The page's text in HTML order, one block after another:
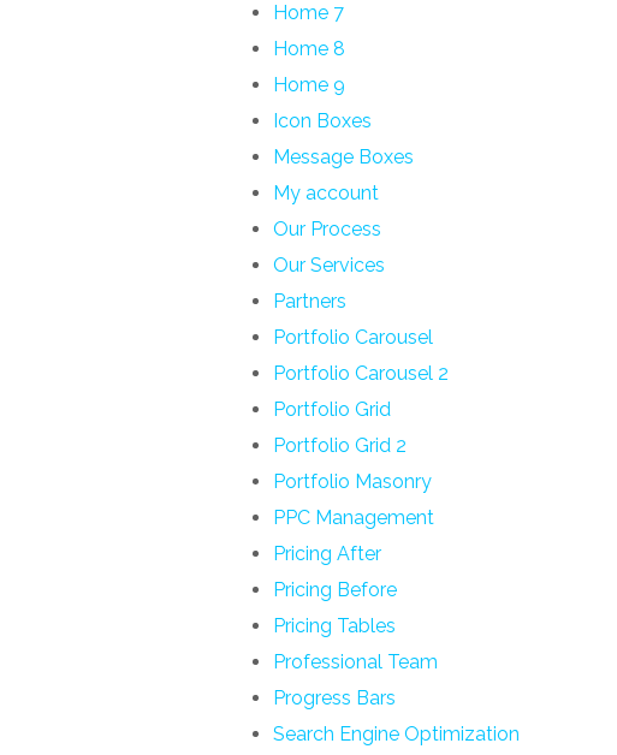
Home 7
Home 8
Home 9
Icon Boxes​
Message Boxes
My account
Our Process
Our Services
Partners
Portfolio Carousel
Portfolio Carousel 2
Portfolio Grid
Portfolio Grid 2
Portfolio Masonry
PPC Management
Pricing After
Pricing Before
Pricing Tables
Professional Team
Progress Bars
Search Engine Optimization